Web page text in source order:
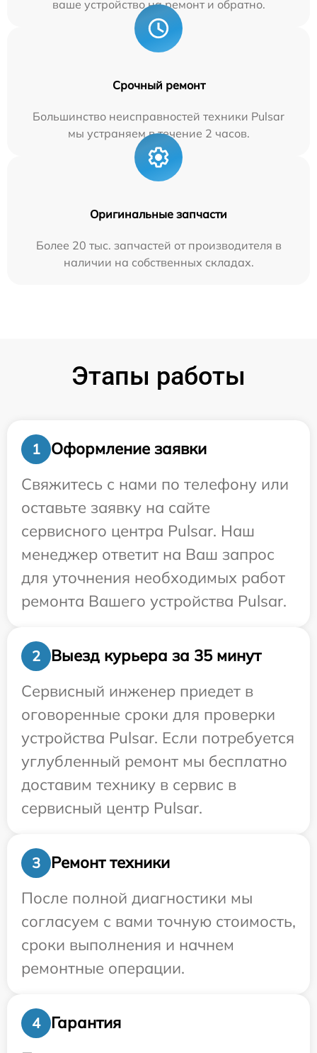
ваше устройство на ремонт и обратно.
Срочный ремонт
Большинство неисправностей техники Pulsar
мы устраняем в течение 2 часов.
Оригинальные запчасти
Более 20 тыс. запчастей от производителя в
наличии на собственных складах.
Этапы работы
1
Оформление заявки
Свяжитесь с нами по телефону или
оставьте заявку на сайте
сервисного центра Pulsar. Наш
менеджер ответит на Ваш запрос
для уточнения необходимых работ
ремонта Вашего устройства Pulsar.
2
Выезд курьера за 35 минут
Сервисный инженер приедет в
оговоренные сроки для проверки
устройства Pulsar. Если потребуется
углубленный ремонт мы бесплатно
доставим технику в сервис в
сервисный центр Pulsar.
3
Ремонт техники
После полной диагностики мы
согласуем с вами точную стоимость,
сроки выполнения и начнем
ремонтные операции.
4
Гарантия